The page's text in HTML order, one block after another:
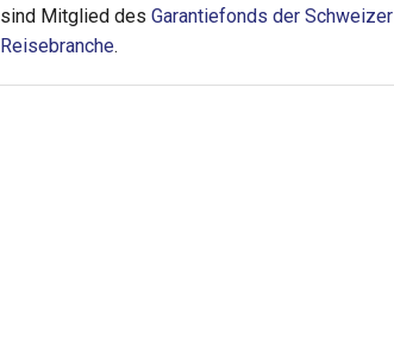
sind Mitglied des Garantiefonds der Schweizer
Reisebranche.